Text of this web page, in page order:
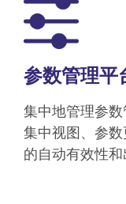
参数管理平
集中地管理参
集中视图、参
的自动有效性和